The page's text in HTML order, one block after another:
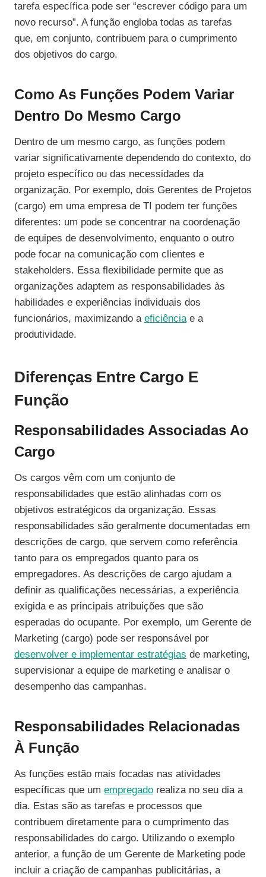
tarefa específica pode ser “escrever código para um
novo recurso”. A função engloba todas as tarefas
que, em conjunto, contribuem para o cumprimento
dos objetivos do cargo.
Como As Funções Podem Variar
Dentro Do Mesmo Cargo
Dentro de um mesmo cargo, as funções podem
variar significativamente dependendo do contexto, do
projeto específico ou das necessidades da
organização. Por exemplo, dois Gerentes de Projetos
(cargo) em uma empresa de TI podem ter funções
diferentes: um pode se concentrar na coordenação
de equipes de desenvolvimento, enquanto o outro
pode focar na comunicação com clientes e
stakeholders. Essa flexibilidade permite que as
organizações adaptem as responsabilidades às
habilidades e experiências individuais dos
funcionários, maximizando a eficiênciae a
produtividade.
Diferenças Entre Cargo E
Função
Responsabilidades Associadas Ao
Cargo
Os cargos vêm com um conjunto de
responsabilidades que estão alinhadas com os
objetivos estratégicos da organização. Essas
responsabilidades são geralmente documentadas em
descrições de cargo, que servem como referência
tanto para os empregados quanto para os
empregadores. As descrições de cargo ajudam a
definir as qualificações necessárias, a experiência
exigida e as principais atribuições que são
esperadas do ocupante. Por exemplo, um Gerente de
Marketing (cargo) pode ser responsável por
desenvolver e implementar estratégias de marketing,
supervisionar a equipe de marketing e analisar o
desempenho das campanhas.
Responsabilidades Relacionadas
À Função
As funções estão mais focadas nas atividades
específicas que um empregado realiza no seu dia a
dia. Estas são as tarefas e processos que
contribuem diretamente para o cumprimento das
responsabilidades do cargo. Utilizando o exemplo
anterior, a função de um Gerente de Marketing pode
incluir a criação de campanhas publicitárias, a